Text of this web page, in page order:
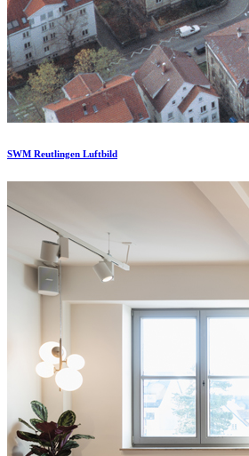
SWM Reutlingen Luftbild